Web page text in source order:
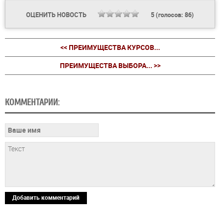
ОЦЕНИТЬ НОВОСТЬ 5(голосов: 86)
<< ПРЕИМУЩЕСТВА КУРСОВ...
ПРЕИМУЩЕСТВА ВЫБОРА... >>
КОММЕНТАРИИ:
Добавить комментарий